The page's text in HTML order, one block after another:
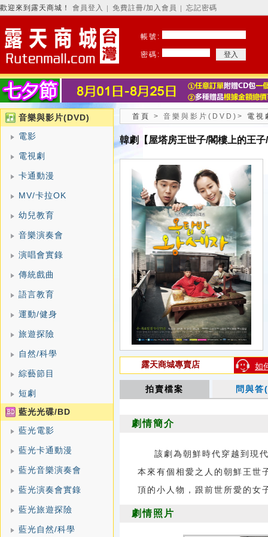
歡迎來到露天商城！ 會員登入 免費註冊/加入會員 忘記密碼
帳號:
密碼:
音樂與影片(DVD)
電影
電視劇
卡通動漫
MV/卡拉OK
幼兒教育
音樂演奏會
演唱會實錄
傳統戲曲
語言教育
運動/健身
旅遊探險
自然/科學
綜藝節目
短劇
藍光光碟/BD
藍光電影
藍光卡通動漫
藍光音樂演奏會
藍光演奏會實錄
藍光旅遊探險
藍光自然/科學
首頁 > 音樂與影片(DVD) > 電視
韓劇【屋塔房王世子/閣樓上的王
如
露天商城專賣店
拍賣檔案 問與
劇情簡介
該劇為朝鮮時代穿越到現
本來有個相愛之人的朝鮮王世
頂的小人物，跟前世所愛的女
劇情照片